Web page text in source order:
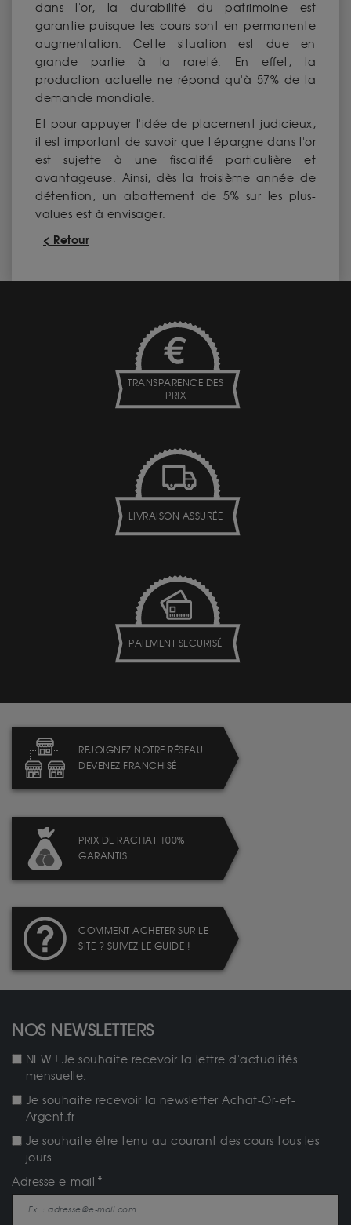
dans l'or, la durabilité du patrimoine est
garantie puisque les cours sont en permanente
augmentation. Cette situation est due en
grande partie à la rareté. En effet, la
production actuelle ne répond qu'à 57% de la
demande mondiale.
Et pour appuyer l'idée de placement judicieux,
il est important de savoir que l'épargne dans l'or
est sujette à une fiscalité particulière et
avantageuse. Ainsi, dès la troisième année de
détention, un abattement de 5% sur les plus-
values est à envisager.
< Retour
TRANSPARENCE DES
PRIX
LIVRAISON ASSURÉE
PAIEMENT SECURISÉ
REJOIGNEZ NOTRE RÉSEAU :
DEVENEZ FRANCHISÉ
PRIX DE RACHAT 100%
GARANTIS
COMMENT ACHETER SUR LE
SITE ? SUIVEZ LE GUIDE !
NOS NEWSLETTERS
NEW ! Je souhaite recevoir la lettre d'actualités
mensuelle.
Je souhaite recevoir la newsletter Achat-Or-et-
Argent.fr
Je souhaite être tenu au courant des cours tous les
jours.
Adresse e-mail